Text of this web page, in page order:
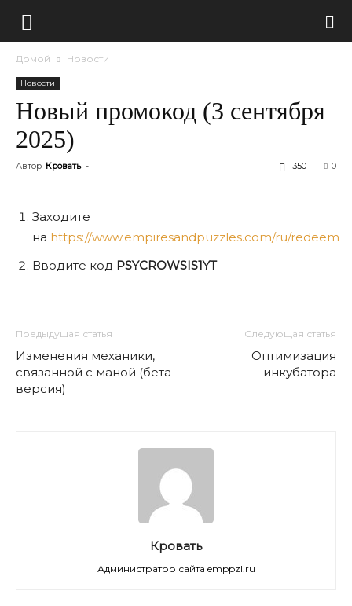
Домой Новости
Новости
Новый промокод (3 сентября
2025)
Автор Кровать - 0
1350
Заходите
на https://www.empiresandpuzzles.com/ru/redeem
Вводите код PSYCROWSIS1YT
Предыдущая статья
Изменения механики,
связанной с маной (бета
версия)
Следующая статья
Оптимизация
инкубатора
Кровать
Администратор сайта emppzl.ru